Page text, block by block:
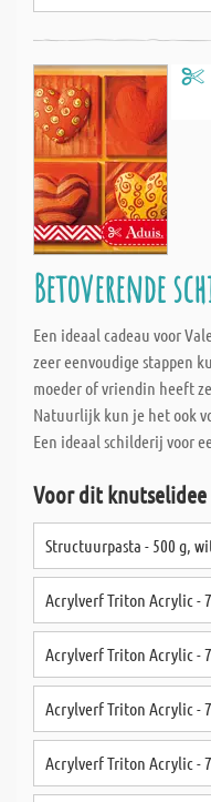
Betoverende
Een ideaal cadeau voor
zeer eenvoudige stappen
moeder of vriendin heeft
Natuurlijk kun je het ook
Een ideaal schilderij voor
Voor dit
Structuurpasta - 500 g,
Acrylverf Triton Acrylic -
Acrylverf Triton Acrylic -
Acrylverf Triton Acrylic -
Acrylverf Triton Acrylic -